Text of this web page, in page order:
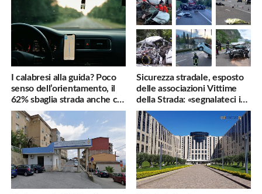
I calabresi alla guida? Poco
senso dell’orientamento, il
62% sbaglia strada anche col
navigatore
Sicurezza stradale, esposto
delle associazioni Vittime
della Strada: «segnalateci i
pericoli, interverremo
subito»